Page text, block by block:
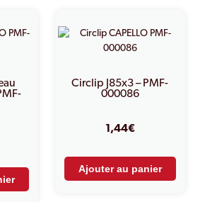
Circlip J85x3 – PMF-
000086
1,44€
Ajouter au panier